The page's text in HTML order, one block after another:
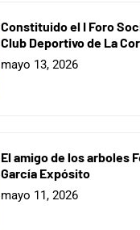
Constituido el I Foro
Club Deportivo de La
mayo 13, 2026
El amigo de los arboles
García Expósito
mayo 11, 2026